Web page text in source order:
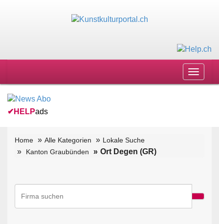
Toggle
✔ HELPads
Home Alle Kategorien
Lokale Suche
Kanton Graubünden
Ort Degen (GR)